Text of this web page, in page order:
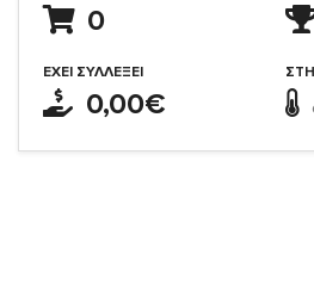
0
ΈΧΕΙ ΣΥΛΛΈΞΕΙ
0,00€